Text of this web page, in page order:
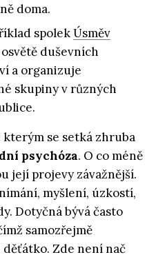
doma.
spolekÚsměv
duševních
a organizuje
skupiny v různých
kterým se setká zhruba
psychóza. O co méně
její projevy závažnější.
myšlení, úzkostí,
Dotyčná bývá často
samozřejmě
Zde není nač